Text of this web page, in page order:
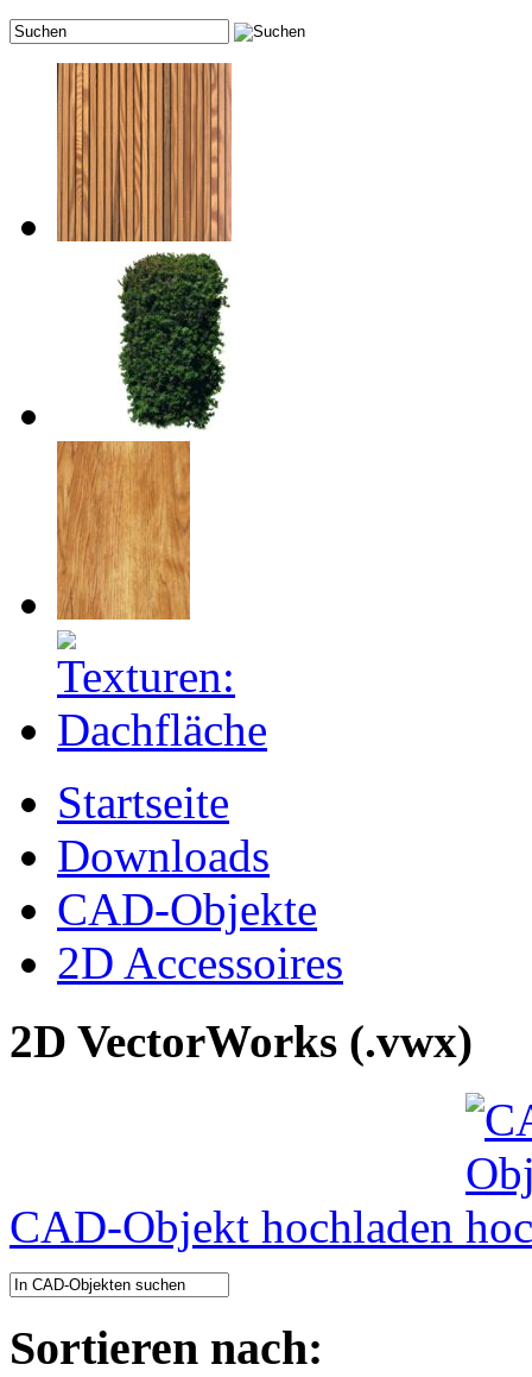
Startseite
Downloads
CAD-Objekte
2D Accessoires
2D VectorWorks (.vwx)
CAD-Objekt hochladen
Sortieren nach: